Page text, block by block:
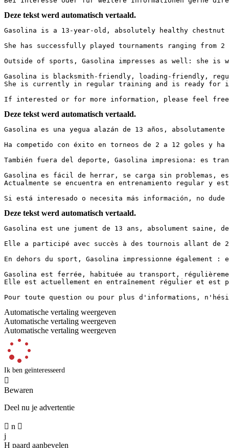
Deze tekst werd automatisch vertaald.
Gasolina is a 13-year-old, absolutely healthy
She has successfully played tournaments ranging
Outside of sports, Gasolina impresses as well: she
Gasolina is blacksmith-friendly, loading-friendly,
She is currently in regular training and is ready for
If interested or for more information, please feel
Deze tekst werd automatisch vertaald.
Gasolina es una yegua alazán de 13 años,
Ha competido con éxito en torneos de 2 a 12 goles y
También fuera del deporte, Gasolina impresiona: es
Gasolina es fácil de herrar, se carga sin problemas,
Actualmente se encuentra en entrenamiento regular y
Si está interesado o necesita más información, no dude
Deze tekst werd automatisch vertaald.
Gasolina est une jument de 13 ans, absolument
Elle a participé avec succès à des tournois allant de
En dehors du sport, Gasolina impressionne
Gasolina est ferrée, habituée au transport,
Elle est actuellement en entraînement régulier et
Pour toute question ou pour plus d'informations,
Automatische vertaling weergeven
Automatische vertaling weergeven
Automatische vertaling weergeven
Ik ben geïnteresseerd

Bewaren
Deel nu je advertentie
 n 
j
H paard aanbevelen